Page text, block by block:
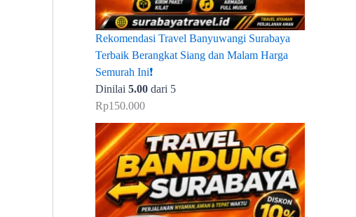
Rekomendasi Travel Banyuwangi Surabaya
Terbaik Berangkat Siang dan Malam Harga
Semurah Ini❗
Dinilai 5.00 dari 5
Rp150.000